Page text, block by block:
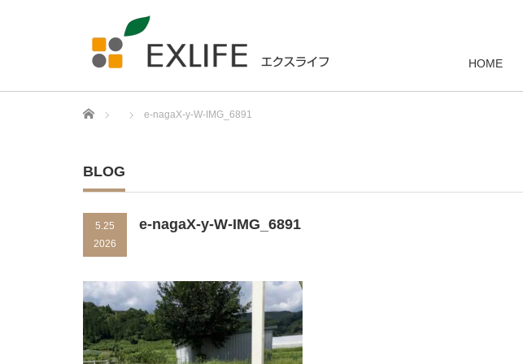
HOME
Home e-nagaX-y-W-IMG_6891
BLOG
5.25
2026
e-nagaX-y-W-IMG_6891